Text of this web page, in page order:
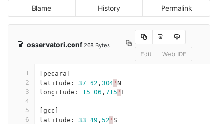
Blame History Permalink
osservatori.conf 268 Bytes
Edit Web IDE
1
2
3
4
5
6
pedara
latitude : 37 62 , 304 ' N
longitude : 15 06 , 715 ' E
gco
latitude : 33 49 , 52 ' S